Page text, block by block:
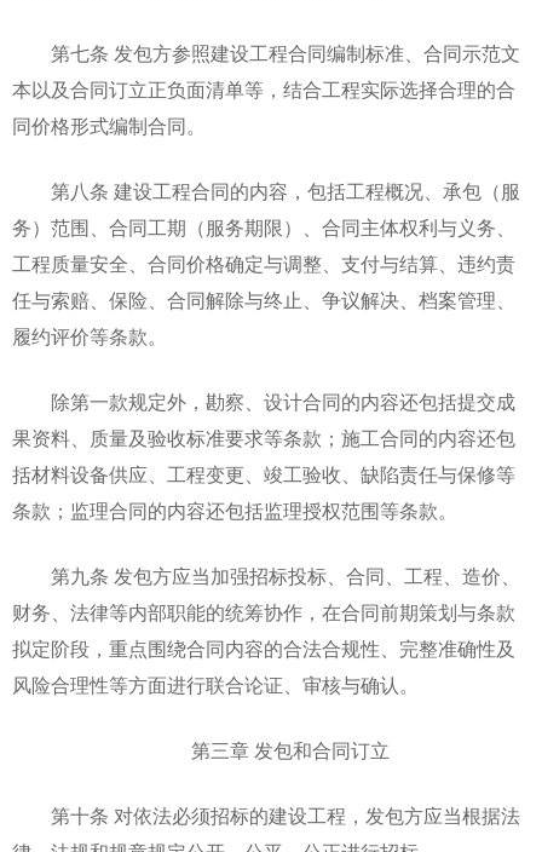
第七条 发包方参照建设工程合同编制标准、合同示范文
本以及合同订立正负面清单等，结合工程实际选择合理的合
同价格形式编制合同。
第八条 建设工程合同的内容，包括工程概况、承包（服
务）范围、合同工期（服务期限）、合同主体权利与义务、
工程质量安全、合同价格确定与调整、支付与结算、违约责
任与索赔、保险、合同解除与终止、争议解决、档案管理、
履约评价等条款。
除第一款规定外，勘察、设计合同的内容还包括提交成
果资料、质量及验收标准要求等条款；施工合同的内容还包
括材料设备供应、工程变更、竣工验收、缺陷责任与保修等
条款；监理合同的内容还包括监理授权范围等条款。
第九条 发包方应当加强招标投标、合同、工程、造价、
财务、法律等内部职能的统筹协作，在合同前期策划与条款
拟定阶段，重点围绕合同内容的合法合规性、完整准确性及
风险合理性等方面进行联合论证、审核与确认。
第三章 发包和合同订立
第十条 对依法必须招标的建设工程，发包方应当根据法